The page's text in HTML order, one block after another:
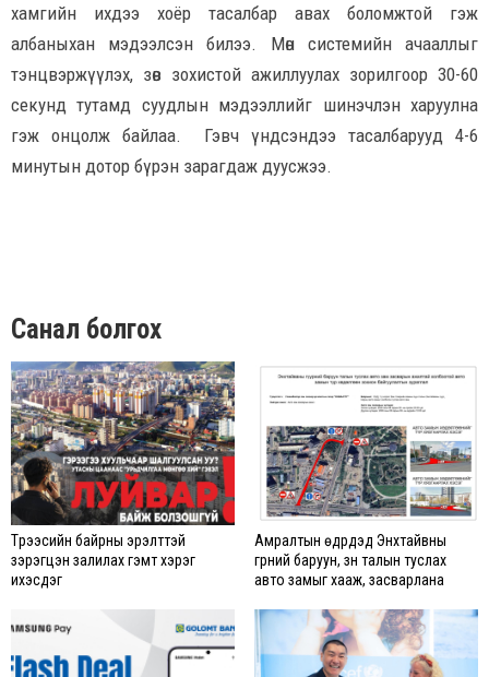
хамгийн ихдээ хоёр тасалбар авах боломжтой гэж
албаныхан мэдээлсэн билээ. Мөн системийн ачааллыг
тэнцвэржүүлэх, зөв зохистой ажиллуулах зорилгоор 30-60
секунд тутамд суудлын мэдээллийг шинэчлэн харуулна
гэж онцолж байлаа. Гэвч үндсэндээ тасалбарууд 4-6
минутын дотор бүрэн зарагдаж дуусжээ.
Санал болгох
Түрээсийн байрны эрэлттэй
зэрэгцэн залилах гэмт хэрэг
ихэсдэг
Амралтын өдрүүдэд Энхтайвны
гүүрний баруун, зүүн талын туслах
авто замыг хааж, засварлана